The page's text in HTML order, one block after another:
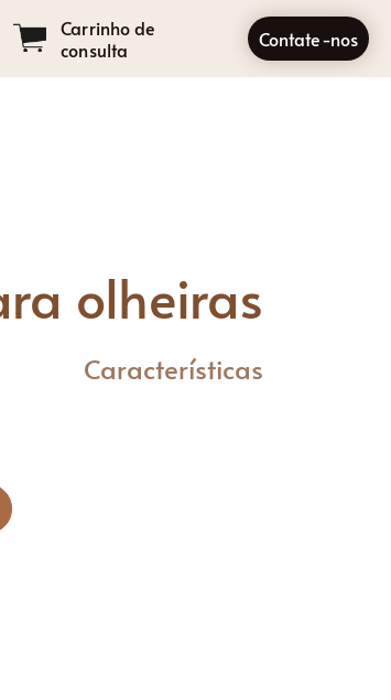
Contate-nos
Carrinho de
consulta
olheiras
Características